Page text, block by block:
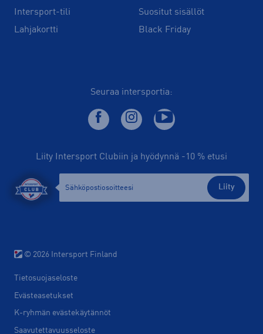
Intersport-tili
Lahjakortti
Suositut sisällöt
Black Friday
Seuraa intersportia:
Liity Intersport Clubiin ja hyödynnä -10 % etusi
Liity
© 2026 Intersport Finland
Tietosuojaseloste
Evästeasetukset
K-ryhmän evästekäytännöt
Saavutettavuusseloste